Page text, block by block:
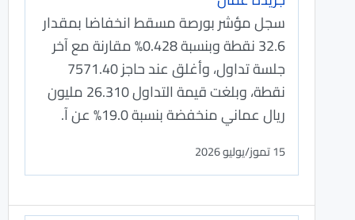
سجل مؤشر بورصة مسقط انخفاضا بمقدار
32.6 نقطة وبنسبة 0.428% مقارنة مع آخر
جلسة تداول، وأغلق عند حاجز 7571.40
نقطة، وبلغت قيمة التداول 26.310 مليون
ريال عماني منخفضة بنسبة 19.0% عن آ.
15 تموز/يوليو 2026